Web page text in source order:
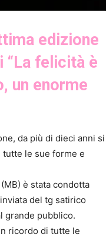
edizione
felicità è
un enorme
da più di dieci anni si
le sue forme e
è stata condotta
del tg satirico
grande pubblico.
ricordo di tutte le